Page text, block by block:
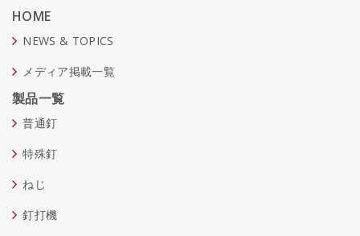
HOME
NEWS & TOPICS
メディア掲載一覧
製品一覧
普通釘
特殊釘
ねじ
釘打機